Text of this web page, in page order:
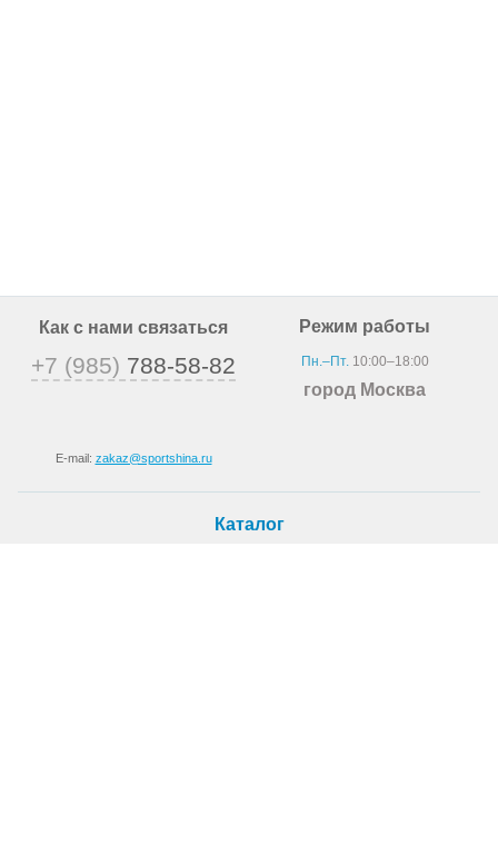
Как с нами связаться
+7 (985) 788-58-82
E-mail: zakaz@sportshina.ru
Режим работы
Пн.–Пт.10:00–18:00
город Москва
Каталог